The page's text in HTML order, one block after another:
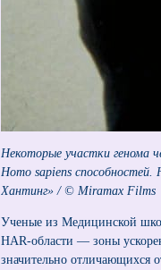
Некоторые участки генома
Homo sapiens
Хантинг» / © Miramax Films
Ученые из Медицинской
HAR-области — зоны
значительно отличающихся